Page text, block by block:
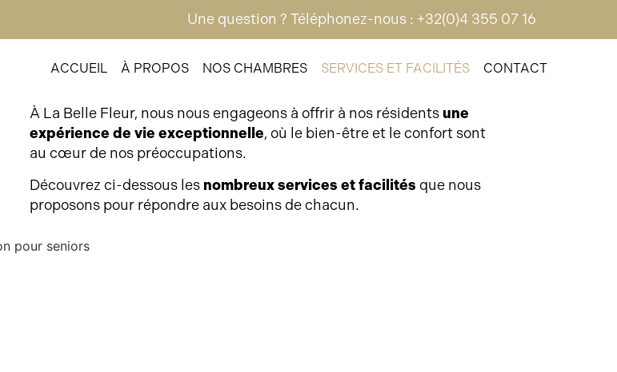
Une question ? Téléphonez-nous : +32(0)4 355 07 16
ACCUEIL À PROPOS NOS CHAMBRES SERVICES ET FACILITÉS CONTACT
À La Belle Fleur, nous nous engageons à offrir à nos résidentsune
expérience de vie exceptionnelle, où le bien-être et le confort sont
au cœur de nos préoccupations.
Découvrez ci-dessous les nombreux services et facilités que nous
proposons pour répondre aux besoins de chacun.